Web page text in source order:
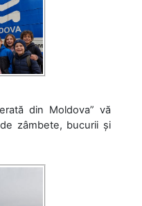
din Moldova” vă
zâmbete, bucurii și